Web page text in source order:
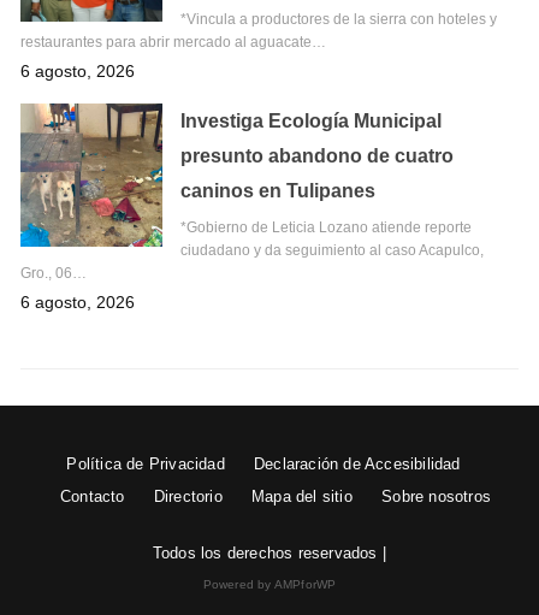
*Vincula a productores de la sierra con hoteles y
restaurantes para abrir mercado al aguacate…
6 agosto, 2026
Investiga Ecología Municipal
presunto abandono de cuatro
caninos en Tulipanes
*Gobierno de Leticia Lozano atiende reporte
ciudadano y da seguimiento al caso Acapulco,
Gro., 06…
6 agosto, 2026
Política de Privacidad
Declaración de Accesibilidad
Contacto
Directorio Mapa del sitio Sobre nosotros
Todos los derechos reservados |
Powered by AMPforWP